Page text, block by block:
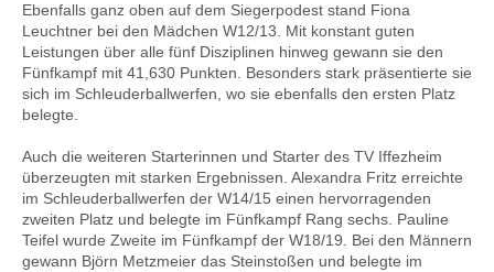
Ebenfalls ganz oben auf dem Siegerpodest stand Fiona
Leuchtner bei den Mädchen W12/13. Mit konstant guten
Leistungen über alle fünf Disziplinen hinweg gewann sie den
Fünfkampf mit 41,630 Punkten. Besonders stark präsentierte sie
sich im Schleuderballwerfen, wo sie ebenfalls den ersten Platz
belegte.
Auch die weiteren Starterinnen und Starter des TV Iffezheim
überzeugten mit starken Ergebnissen. Alexandra Fritz erreichte
im Schleuderballwerfen der W14/15 einen hervorragenden
zweiten Platz und belegte im Fünfkampf Rang sechs. Pauline
Teifel wurde Zweite im Fünfkampf der W18/19. Bei den Männern
gewann Björn Metzmeier das Steinstoßen und belegte im